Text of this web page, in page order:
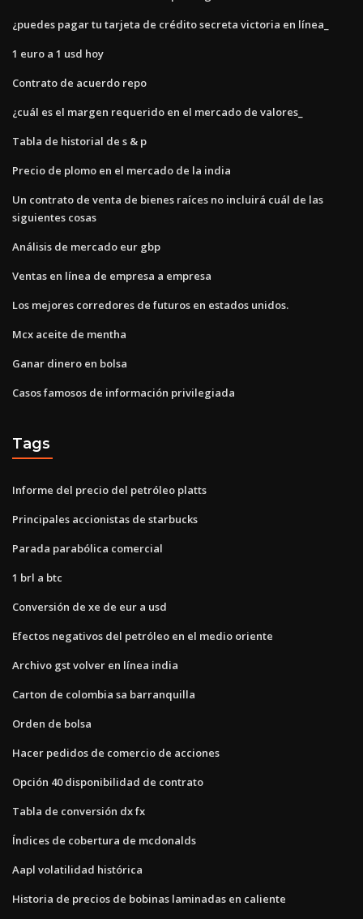
¿puedes pagar tu tarjeta de crédito secreta victoria en línea_
1 euro a 1 usd hoy
Contrato de acuerdo repo
¿cuál es el margen requerido en el mercado de valores_
Tabla de historial de s & p
Precio de plomo en el mercado de la india
Un contrato de venta de bienes raíces no incluirá cuál de las
siguientes cosas
Análisis de mercado eur gbp
Ventas en línea de empresa a empresa
Los mejores corredores de futuros en estados unidos.
Mcx aceite de mentha
Ganar dinero en bolsa
Casos famosos de información privilegiada
Tags
Informe del precio del petróleo platts
Principales accionistas de starbucks
Parada parabólica comercial
1 brl a btc
Conversión de xe de eur a usd
Efectos negativos del petróleo en el medio oriente
Archivo gst volver en línea india
Carton de colombia sa barranquilla
Orden de bolsa
Hacer pedidos de comercio de acciones
Opción 40 disponibilidad de contrato
Tabla de conversión dx fx
Índices de cobertura de mcdonalds
Aapl volatilidad histórica
Historia de precios de bobinas laminadas en caliente